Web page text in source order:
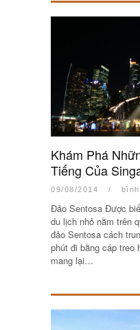
Khám Phá
Tiếng Của
09/08/2014 /
Đảo Sentosa Được
du lịch nhỏ nằm trên
đảo Sentosa cách
phút đi bằng cáp treo
mang lại…